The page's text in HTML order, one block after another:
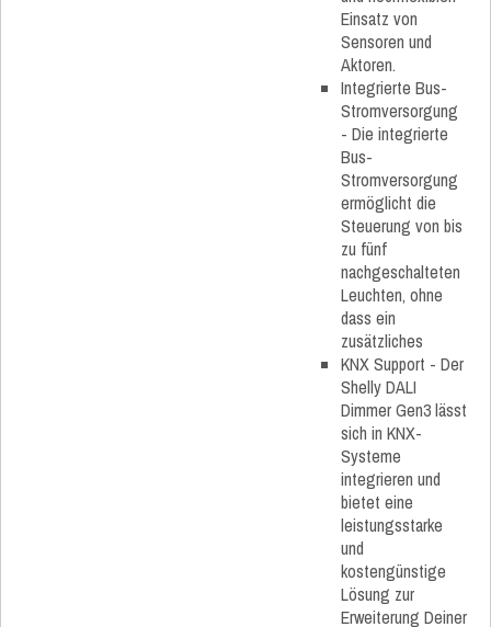
Einsatz von
Sensoren und
Aktoren.
Integrierte Bus-
Stromversorgung
- Die integrierte
Bus-
Stromversorgung
ermöglicht die
Steuerung von bis
zu fünf
nachgeschalteten
Leuchten, ohne
dass ein
zusätzliches
KNX Support - Der
Shelly DALI
Dimmer Gen3 lässt
sich in KNX-
Systeme
integrieren und
bietet eine
leistungsstarke
und
kostengünstige
Lösung zur
Erweiterung Deiner